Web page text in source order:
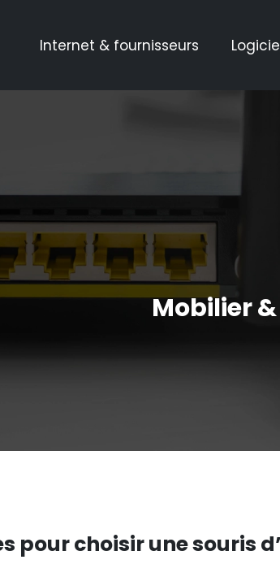
Internet & fournisseurs
Mobilier
pour choisir une souris